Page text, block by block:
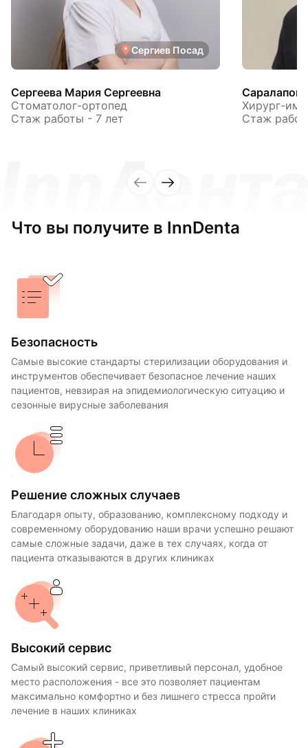
Сергиев Посад
Сергеева Мария Сергеевна
Стоматолог-ортопед
Стаж работы - 7 лет
Саралапов
Хирург-
Стаж
Что вы получите в InnDenta
Безопасность
Самые высокие стандарты стерилизации оборудования и
инструментов обеспечивает безопасное лечение наших
пациентов, невзирая на эпидемиологическую ситуацию и
сезонные вирусные заболевания
Решение сложных случаев
Благодаря опыту, образованию, комплексному подходу и
современному оборудованию наши врачи успешно решают
самые сложные задачи, даже в тех случаях, когда от
пациента отказываются в других клиниках
Высокий сервис
Самый высокий сервис, приветливый персонал, удобное
место расположения - все это позволяет пациентам
максимально комфортно и без лишнего стресса пройти
лечение в наших клиниках